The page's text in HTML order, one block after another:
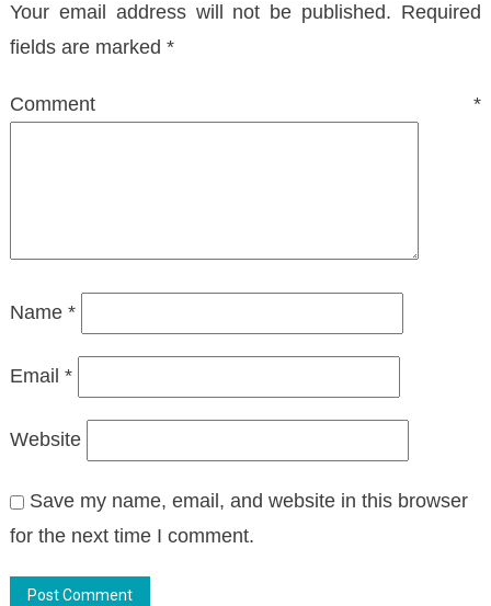
Your email address will not be published. Required
fields are marked *
Comment*
Name *
Email *
Website
Save my name, email, and website in this browser
for the next time I comment.